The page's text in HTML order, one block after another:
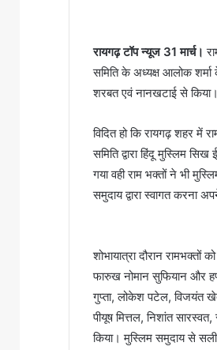
रायगढ़ टॉप न्यूज 31 मार्च।
समिति के अध्यक्ष आलोक
शरबत एवं नानखटाई से किया।
विदित हो कि रायगढ़ शहर में
समिति द्वारा हिंदू मुस्लिम
गया वही राम भक्तों ने भी
समुदाय द्वारा स्वागत करना
शोभायात्रा दौरान
फारुख नोमान सुफियान और
गुप्ता, लोकेश पटेल, विजयंत
पीयूष मित्तल, निशांत
किया। मुस्लिम समुदाय से